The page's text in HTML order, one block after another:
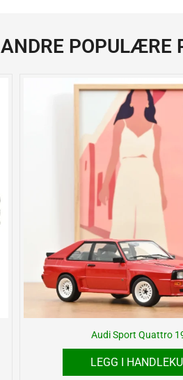
ANDRE POPULÆRE
Audi Sport Quattro
LEGG I